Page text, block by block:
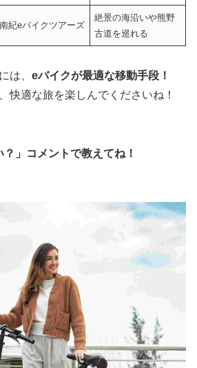
南紀eバイクツアーズ
絶景の海沿いや熊野
古道を巡れる
は、 eバイクが最適な移動手段！
快適な旅を楽しんでくださいね！
？」コメントで教えてね！